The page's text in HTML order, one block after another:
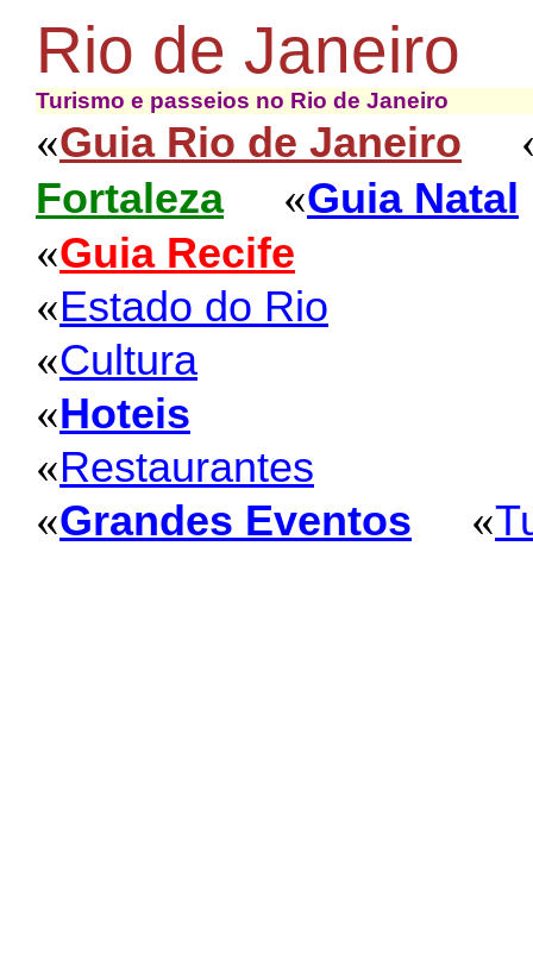
Rio de Janeiro
Turismo e passeios no Rio de Janeiro
«Guia Rio de Janeiro
Fortaleza«Guia Natal
«Guia Recife
«Estado do Rio
«Cultura
«Hoteis
«Restaurantes
«Grandes Eventos «